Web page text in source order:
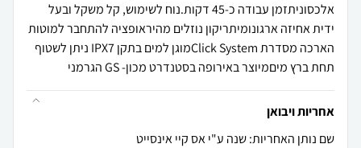
אלכסוניתזמן עבודה כ-45 דקות.נוח לשימוש, קל משקל ובעל
ידית אחיזה ארגונומיתריקון נוזלים מהיראופציה להתחבר למוטות
הארכה מסדרת Click Systemמוגן למים בתקן IPX7 ניתן לשטוף
תחת ברץ מיםמיוצר באירופה בסטנדרט מכון- GS הגרמני
אחריות ויבואן
שם נותן האחריות: שנה ע"י אס קיי אינסייט